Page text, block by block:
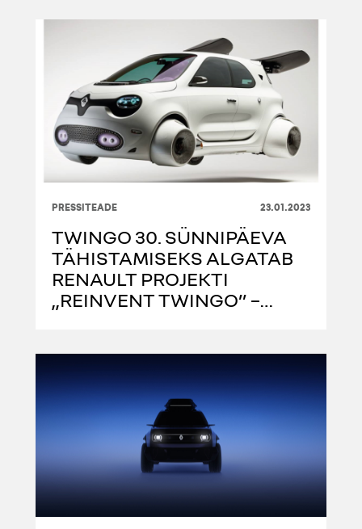
PRESSITEADE 23.01.2023
TWINGO 30. SÜNNIPÄEVA
TÄHISTAMISEKS ALGATAB
RENAULT PROJEKTI
„REINVENT TWINGO” –
NÄITUSEAUTO LOOMISEKS